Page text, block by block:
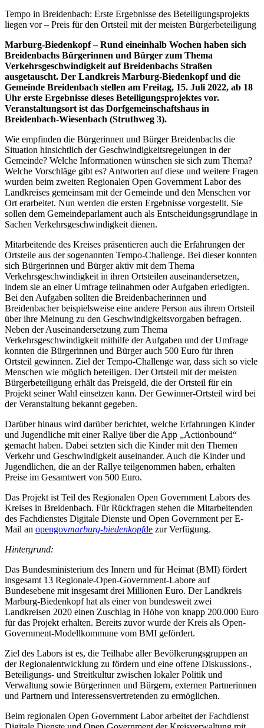
Tempo in Breidenbach: Erste Ergebnisse des Beteiligungsprojekts
liegen vor – Preis für den Ortsteil mit der meisten Bürgerbeteiligung
Marburg-Biedenkopf – Rund eineinhalb Wochen haben sich
Breidenbachs Bürgerinnen und Bürger zum Thema
Verkehrsgeschwindigkeit auf Breidenbachs Straßen
ausgetauscht. Der Landkreis Marburg-Biedenkopf und die
Gemeinde Breidenbach stellen am Freitag, 15. Juli 2022, ab 18
Uhr erste Ergebnisse dieses Beteiligungsprojektes vor.
Veranstaltungsort ist das Dorfgemeinschaftshaus in
Breidenbach-Wiesenbach (Struthweg 3).
Wie empfinden die Bürgerinnen und Bürger Breidenbachs die
Situation hinsichtlich der Geschwindigkeitsregelungen in der
Gemeinde? Welche Informationen wünschen sie sich zum Thema?
Welche Vorschläge gibt es? Antworten auf diese und weitere Fragen
wurden beim zweiten Regionalen Open Government Labor des
Landkreises gemeinsam mit der Gemeinde und den Menschen vor
Ort erarbeitet. Nun werden die ersten Ergebnisse vorgestellt. Sie
sollen dem Gemeindeparlament auch als Entscheidungsgrundlage in
Sachen Verkehrsgeschwindigkeit dienen.
Mitarbeitende des Kreises präsentieren auch die Erfahrungen der
Ortsteile aus der sogenannten Tempo-Challenge. Bei dieser konnten
sich Bürgerinnen und Bürger aktiv mit dem Thema
Verkehrsgeschwindigkeit in ihren Ortsteilen auseinandersetzen,
indem sie an einer Umfrage teilnahmen oder Aufgaben erledigten.
Bei den Aufgaben sollten die Breidenbacherinnen und
Breidenbacher beispielsweise eine andere Person aus ihrem Ortsteil
über ihre Meinung zu den Geschwindigkeitsvorgaben befragen.
Neben der Auseinandersetzung zum Thema
Verkehrsgeschwindigkeit mithilfe der Aufgaben und der Umfrage
konnten die Bürgerinnen und Bürger auch 500 Euro für ihren
Ortsteil gewinnen. Ziel der Tempo-Challenge war, dass sich so viele
Menschen wie möglich beteiligen. Der Ortsteil mit der meisten
Bürgerbeteiligung erhält das Preisgeld, die der Ortsteil für ein
Projekt seiner Wahl einsetzen kann. Der Gewinner-Ortsteil wird bei
der Veranstaltung bekannt gegeben.
Darüber hinaus wird darüber berichtet, welche Erfahrungen Kinder
und Jugendliche mit einer Rallye über die App „Actionbound“
gemacht haben. Dabei setzten sich die Kinder mit den Themen
Verkehr und Geschwindigkeit auseinander. Auch die Kinder und
Jugendlichen, die an der Rallye teilgenommen haben, erhalten
Preise im Gesamtwert von 500 Euro.
Das Projekt ist Teil des Regionalen Open Government Labors des
Kreises in Breidenbach. Für Rückfragen stehen die Mitarbeitenden
des Fachdienstes Digitale Dienste und Open Government per E-
Mail an opengovmarburg-biedenkopfde zur Verfügung.
Hintergrund:
Das Bundesministerium des Innern und für Heimat (BMI) fördert
insgesamt 13 Regionale-Open-Government-Labore auf
Bundesebene mit insgesamt drei Millionen Euro. Der Landkreis
Marburg-Biedenkopf hat als einer von bundesweit zwei
Landkreisen 2020 einen Zuschlag in Höhe von knapp 200.000 Euro
für das Projekt erhalten. Bereits zuvor wurde der Kreis als Open-
Government-Modellkommune vom BMI gefördert.
Ziel des Labors ist es, die Teilhabe aller Bevölkerungsgruppen an
der Regionalentwicklung zu fördern und eine offene Diskussions-,
Beteiligungs- und Streitkultur zwischen lokaler Politik und
Verwaltung sowie Bürgerinnen und Bürgern, externen Partnerinnen
und Partnern und Interessensvertretenden zu ermöglichen.
Beim regionalen Open Government Labor arbeitet der Fachdienst